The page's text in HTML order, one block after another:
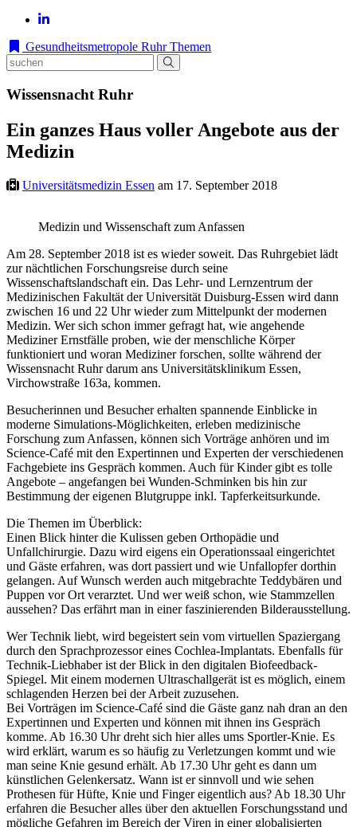
Gesundheitsmetropole Ruhr Themen
Wissensnacht Ruhr
Ein ganzes Haus voller Angebote aus der
Medizin
Universitätsmedizin Essen am 17. September 2018
Medizin und Wissenschaft zum Anfassen
Am 28. September 2018 ist es wieder soweit. Das Ruhrgebiet lädt
zur nächtlichen Forschungsreise durch seine
Wissenschaftslandschaft ein. Das Lehr- und Lernzentrum der
Medizinischen Fakultät der Universität Duisburg-Essen wird dann
zwischen 16 und 22 Uhr wieder zum Mittelpunkt der modernen
Medizin. Wer sich schon immer gefragt hat, wie angehende
Mediziner Ernstfälle proben, wie der menschliche Körper
funktioniert und woran Mediziner forschen, sollte während der
Wissensnacht Ruhr darum ans Universitätsklinikum Essen,
Virchowstraße 163a, kommen.
Besucherinnen und Besucher erhalten spannende Einblicke in
moderne Simulations-Möglichkeiten, erleben medizinische
Forschung zum Anfassen, können sich Vorträge anhören und im
Science-Café mit den Expertinnen und Experten der verschiedenen
Fachgebiete ins Gespräch kommen. Auch für Kinder gibt es tolle
Angebote – angefangen bei Wunden-Schminken bis hin zur
Bestimmung der eigenen Blutgruppe inkl. Tapferkeitsurkunde.
Die Themen im Überblick:
Einen Blick hinter die Kulissen geben Orthopädie und
Unfallchirurgie. Dazu wird eigens ein Operationssaal eingerichtet
und Gäste erfahren, was dort passiert und wie Unfallopfer dorthin
gelangen. Auf Wunsch werden auch mitgebrachte Teddybären und
Puppen vor Ort verarztet. Und wer weiß schon, wie Stammzellen
aussehen? Das erfährt man in einer faszinierenden Bilderausstellung.
Wer Technik liebt, wird begeistert sein vom virtuellen Spaziergang
durch den Sprachprozessor eines Cochlea-Implantats. Ebenfalls für
Technik-Liebhaber ist der Blick in den digitalen Biofeedback-
Spiegel. Mit einem modernen Ultraschallgerät ist es möglich, einem
schlagenden Herzen bei der Arbeit zuzusehen.
Bei Vorträgen im Science-Café sind die Gäste ganz nah dran an den
Expertinnen und Experten und können mit ihnen ins Gespräch
komme. Ab 16.30 Uhr dreht sich hier alles ums Sportler-Knie. Es
wird erklärt, warum es so häufig zu Verletzungen kommt und wie
man seine Knie gesund erhält. Ab 17.30 Uhr geht es dann um
künstlichen Gelenkersatz. Wann ist er sinnvoll und wie sehen
Prothesen für Hüfte, Knie und Finger eigentlich aus? Ab 18.30 Uhr
erfahren die Besucher alles über den aktuellen Forschungsstand und
mögliche Gefahren im Bereich der Viren in einer globalisierten